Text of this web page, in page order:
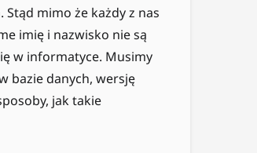
mimo że każdy z nas
imię i nazwisko nie są
w informatyce. Musimy
bazie danych, wersję
jak takie